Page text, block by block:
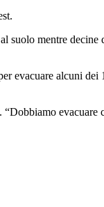
suolo mentre
evacuare alcuni
evacuare